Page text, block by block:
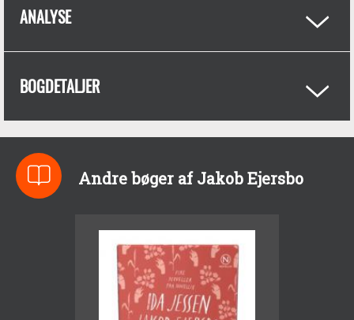
ANALYSE
BOGDETALJER
Andre bøger af Jakob Ejersbo